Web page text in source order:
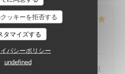
ッキーを拒否する
タマイズする
バシーポリシー
undefined
4
/5 メニュー: 5/5
프랑스어가 서툴지만 서버가 친